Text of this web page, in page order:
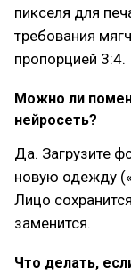
пикселя для
требования
пропорцией 3:4.
Можно ли
нейросеть?
Да. Загрузите
новую одежду
Лицо
заменится.
Что делать,